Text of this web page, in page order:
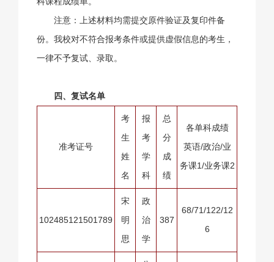
注意：上述材料均需提交原件验证及复印件备
份。我校对不符合报考条件或提供虚假信息的考生，
一律不予复试、录取。
四、复试名单
准考证号
考
生
姓
名
报
考
学
科
总
分
成
绩
各单科成绩
英语/政治/业
务课1/业务课2
102485121501789
宋
明
思
政
治
学
387
68/71/122/12
6